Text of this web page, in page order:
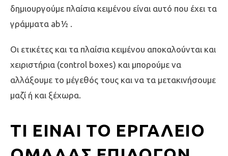
δημιουργούμε πλαίσια κειμένου είναι αυτό που έχει τα
γράμματα ab½ .
Οι ετικέτες και τα πλαίσια κειμένου αποκαλούνται και
χειριστήρια (control boxes) και μπορούμε να
αλλάξουμε το μέγεθός τους και να τα μετακινήσουμε
μαζί ή και ξέχωρα.
ΤΙ ΕΊΝΑΙ ΤΟ ΕΡΓΑΛΕΊΟ